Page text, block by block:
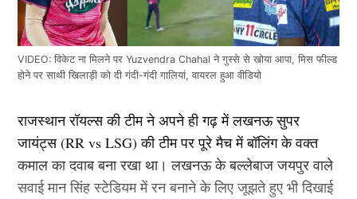
VIDEO: विकेट ना मिलने पर Yuzvendra Chahal ने गुस्से से खोया आपा, मिस फील्ड
होने पर साथी खिलाड़ी को दी गंदी-गंदी गालियां, वायरल हुआ वीडियो
राजस्थान रॉयल्स की टीम ने अपने ही गढ़ में लखनऊ सुपर
जायंट्स (RR vs LSG) की टीम पर पूरे मैच में बॉलिंग के वक्त
कमाल का दवाब बना रखा था। लखनऊ के बल्लेबाज जयपुर वाले
सवाई मान सिंह स्टेडियम में रन बनाने के लिए जूझते हुए भी दिखाई